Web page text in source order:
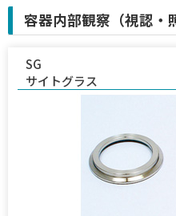
容器内部観察（視認・
SG
サイトグラス